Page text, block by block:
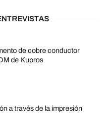
de cobre conductor
de Kupros
a través de la impresión